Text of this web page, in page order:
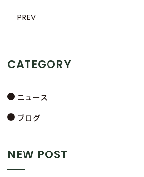
PREV
CATEGORY
ニュース
ブログ
NEW POST